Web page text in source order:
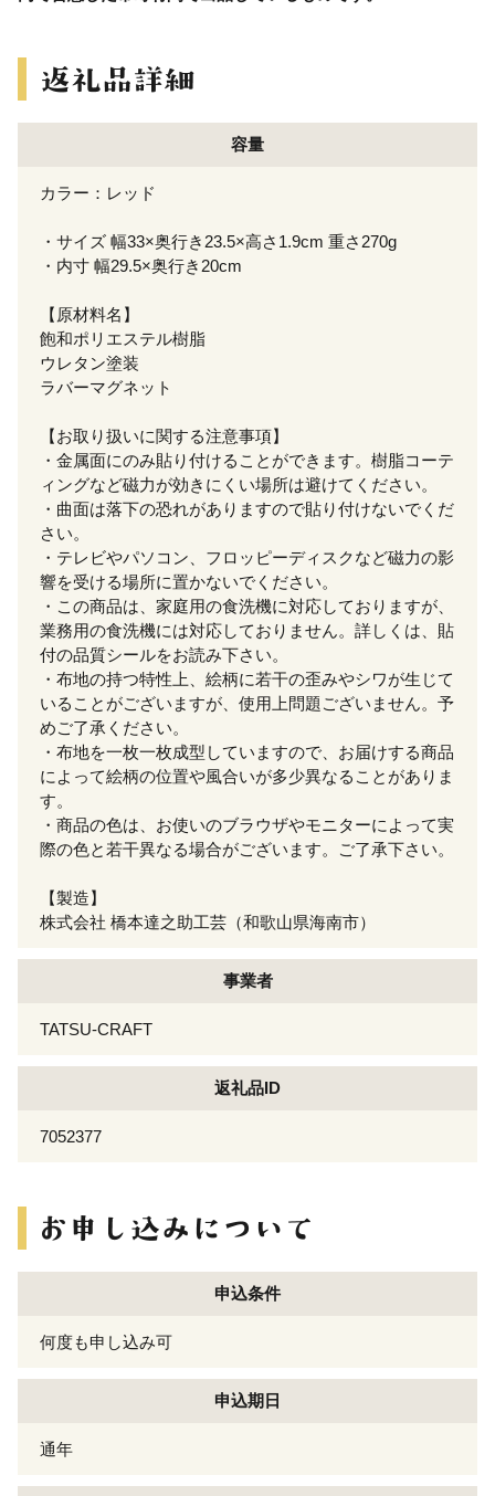
容量
カラー：レッド
・サイズ 幅33×奥行き23.5×高さ1.9cm 重さ270g
・内寸 幅29.5×奥行き20cm
【原材料名】
飽和ポリエステル樹脂
ウレタン塗装
ラバーマグネット
【お取り扱いに関する注意事項】
・金属面にのみ貼り付けることができます。樹脂コーテ
ィングなど磁力が効きにくい場所は避けてください。
・曲面は落下の恐れがありますので貼り付けないでくだ
さい。
・テレビやパソコン、フロッピーディスクなど磁力の影
響を受ける場所に置かないでください。
・この商品は、家庭用の食洗機に対応しておりますが、
業務用の食洗機には対応しておりません。詳しくは、貼
付の品質シールをお読み下さい。
・布地の持つ特性上、絵柄に若干の歪みやシワが生じて
いることがございますが、使用上問題ございません。予
めご了承ください。
・布地を一枚一枚成型していますので、お届けする商品
によって絵柄の位置や風合いが多少異なることがありま
す。
・商品の色は、お使いのブラウザやモニターによって実
際の色と若干異なる場合がございます。ご了承下さい。
【製造】
株式会社 橋本達之助工芸（和歌山県海南市）
事業者
TATSU-CRAFT
返礼品ID
7052377
申込条件
何度も申し込み可
申込期日
通年